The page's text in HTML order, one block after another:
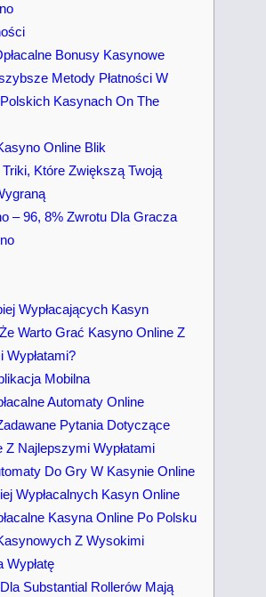
Bonusy Kasynowe
Metody Płatności W
Kasynach On The
Online Blik
Które Zwiększą Twoją
– 96, 8% Zwrotu Dla Gracza
Wypłacających Kasyn
Warto Grać Kasyno Online Z
Mobilna
Automaty Online
Pytania Dotyczące
Z Najlepszymi Wypłatami
Do Gry W Kasynie Online
Wypłacalnych Kasyn Online
Kasyna Online Po Polsku
Z Wysokimi
Wypłatę
Substantial Rollerów Mają